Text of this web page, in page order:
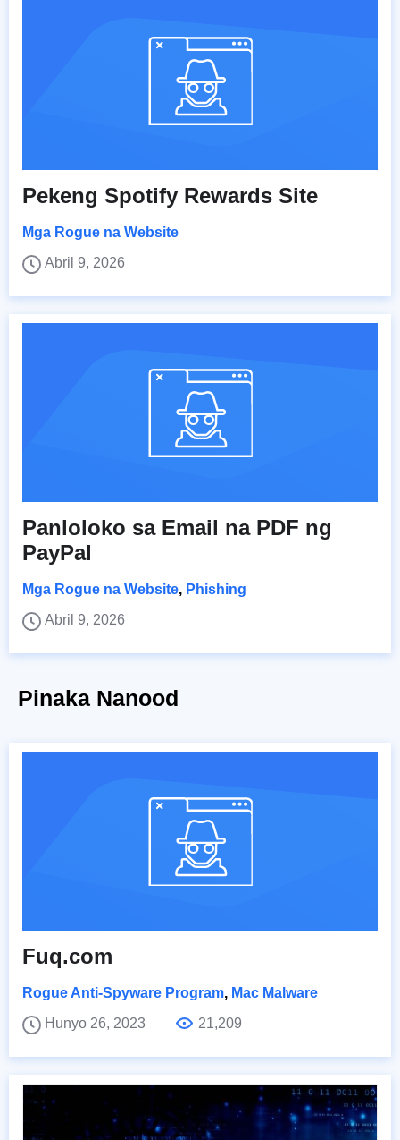
Pekeng Spotify Rewards Site
Mga Rogue na Website
Abril 9, 2026
Panloloko sa Email na PDF ng
PayPal
Mga Rogue na Website, Phishing
Abril 9, 2026
Pinaka Nanood
Fuq.com
Rogue Anti-Spyware Program, Mac Malware
Hunyo 26, 2023
21,209